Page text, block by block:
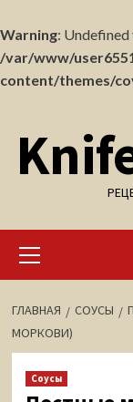
Warning:
/var/www/
content/themes/
содержимому
меню
ГЛАВНАЯ СОУСЫ
МОРКОВИ)
Соусы